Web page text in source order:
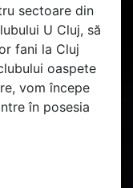
sectoare din
U Cluj, să
fani la Cluj
oaspete
vom începe
în posesia